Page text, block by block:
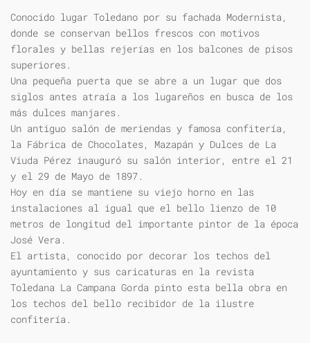
Conocido lugar Toledano por su fachada Modernista,
donde se conservan bellos frescos con motivos
florales y bellas rejerías en los balcones de pisos
superiores.
Una pequeña puerta que se abre a un lugar que dos
siglos antes atraía a los lugareños en busca de los
más dulces manjares.
Un antiguo salón de meriendas y famosa confitería,
la Fábrica de Chocolates, Mazapán y Dulces de La
Viuda Pérez inauguró su salón interior, entre el 21
y el 29 de Mayo de 1897.
Hoy en día se mantiene su viejo horno en las
instalaciones al igual que el bello lienzo de 10
metros de longitud del importante pintor de la época
José Vera.
El artista, conocido por decorar los techos del
ayuntamiento y sus caricaturas en la revista
Toledana La Campana Gorda pinto esta bella obra en
los techos del bello recibidor de la ilustre
confitería.